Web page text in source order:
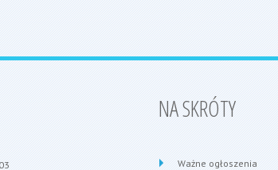
NA SKRÓTY
Ważne ogłoszenia